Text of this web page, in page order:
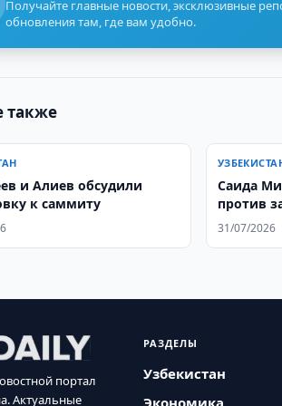
Получайте главные новости, эксклюзивные
обновления там, где вам удобно.
также
и Алиев обсудили
к саммиту
Саида
против
площадок
31/07/2026
портал
Актуальные
РАЗДЕЛЫ
Узбекистан
Экономика